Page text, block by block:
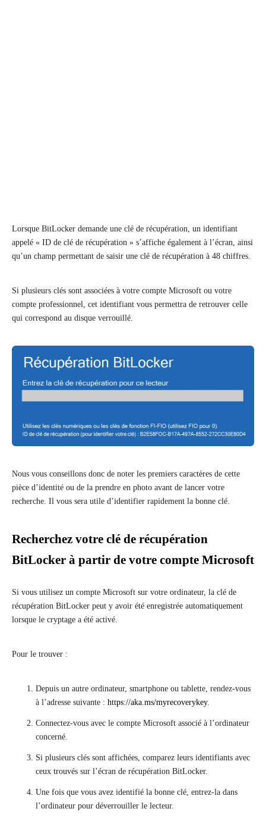
Lorsque BitLocker demande une clé de récupération, un identifiant
appelé « ID de clé de récupération » s’affiche également à l’écran, ainsi
qu’un champ permettant de saisir une clé de récupération à 48 chiffres.
Si plusieurs clés sont associées à votre compte Microsoft ou votre
compte professionnel, cet identifiant vous permettra de retrouver celle
qui correspond au disque verrouillé.
Nous vous conseillons donc de noter les premiers caractères de cette
pièce d’identité ou de la prendre en photo avant de lancer votre
recherche. Il vous sera utile d’identifier rapidement la bonne clé.
Recherchez votre clé de récupération
BitLocker à partir de votre compte Microsoft
Si vous utilisez un compte Microsoft sur votre ordinateur, la clé de
récupération BitLocker peut y avoir été enregistrée automatiquement
lorsque le cryptage a été activé.
Pour le trouver :
Depuis un autre ordinateur, smartphone ou tablette, rendez-vous
à l’adresse suivante : https://aka.ms/myrecoverykey.
Connectez-vous avec le compte Microsoft associé à l’ordinateur
concerné.
Si plusieurs clés sont affichées, comparez leurs identifiants avec
ceux trouvés sur l’écran de récupération BitLocker.
Une fois que vous avez identifié la bonne clé, entrez-la dans
l’ordinateur pour déverrouiller le lecteur.